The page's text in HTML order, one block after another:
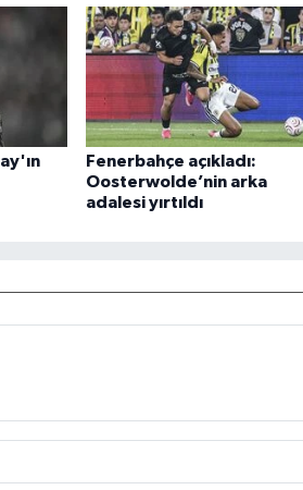
Fenerbahçe açıkladı:
Oosterwolde’nin arka
adalesi yırtıldı